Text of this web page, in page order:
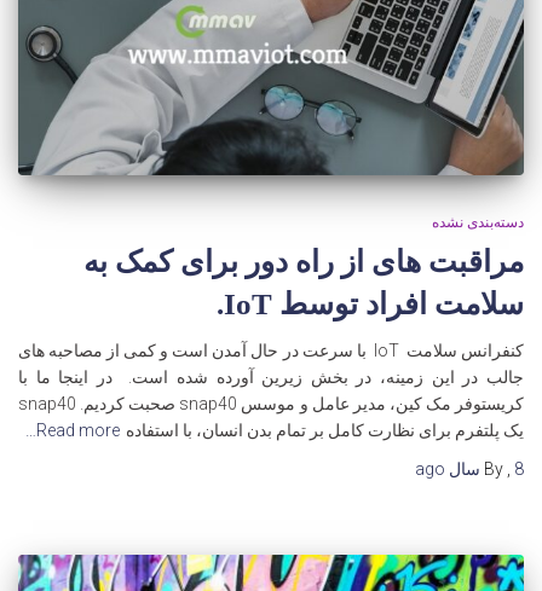
دسته‌بندی نشده
مراقبت های از راه دور برای کمک به
سلامت افراد توسط IoT.
کنفرانس سلامت IoT با سرعت در حال آمدن است و کمی از مصاحبه های
جالب در این زمینه، در بخش زیرین آورده شده است. در اینجا ما با
کریستوفر مک کین، مدیر عامل و موسس snap40 صحبت کردیم. snap40
یک پلتفرم برای نظارت کامل بر تمام بدن انسان، با استفاده Read more…
By
8 سال